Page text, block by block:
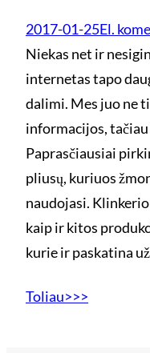
2017-01-25El.
Niekas net ir
internetas tapo
dalimi. Mes juo ne
informacijos,
Paprasčiausiai
pliusų, kuriuos
naudojasi.
kaip ir kitos
kurie ir paskatina
Toliau>>>